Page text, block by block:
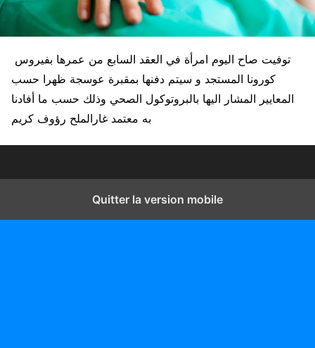
كورونا المستجد و سيتم دفنها بمقبرة عوسجة ظهرا حسب
المعايير المشار اليها بالبروتوكول الصحي وذلك حسب ما أفادنا
به معتمد غارالملح رؤوف كريم
Quitter la version mobile